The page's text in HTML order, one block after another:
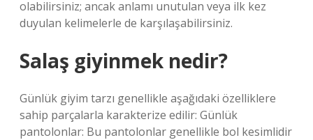
olabilirsiniz; ancak anlamı unutulan veya ilk kez
duyulan kelimelerle de karşılaşabilirsiniz.
Salaş giyinmek nedir?
Günlük giyim tarzı genellikle aşağıdaki özelliklere
sahip parçalarla karakterize edilir: Günlük
pantolonlar: Bu pantolonlar genellikle bol kesimlidir